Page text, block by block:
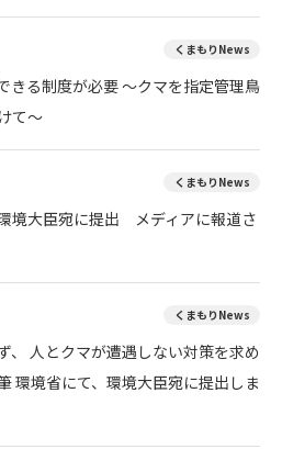
くまもりNews
きる制度が必要 ～クマを指定管理鳥
て～
くまもりNews
境大臣宛に提出 メディアに報道さ
くまもりNews
、 人とクマが遭遇しない対策を求め
環境省にて、環境大臣宛に提出しま